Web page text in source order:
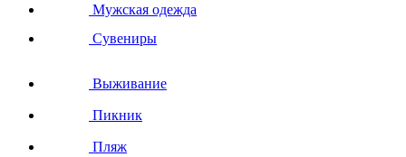
Мужская одежда
Сувениры
Выживание
Пикник
Пляж